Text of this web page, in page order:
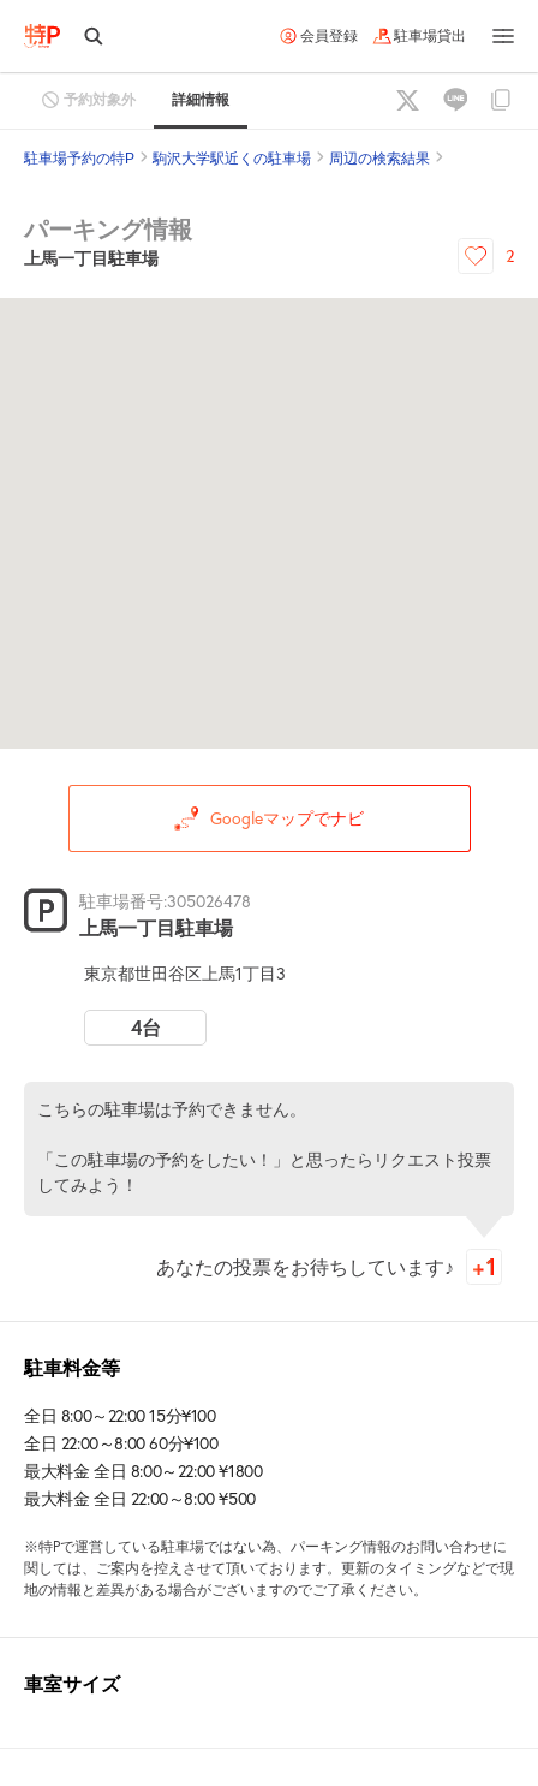
会員登録 駐車場貸出
予約対象外 詳細情報
駐車場予約の特P 駒沢大学駅近くの駐車場 周辺の検索結果
パーキング情報
上馬一丁目駐車場 2
Googleマップでナビ
駐車場番号:305026478
上馬一丁目駐車場
東京都世田谷区上馬1丁目3
4台
こちらの駐車場は予約できません。
「この駐車場の予約をしたい！」と思ったらリクエスト投票
してみよう！
あなたの投票をお待ちしています♪
駐車料金等
全日 8:00～22:00 15分¥100
全日 22:00～8:00 60分¥100
最大料金 全日 8:00～22:00 ¥1800
最大料金 全日 22:00～8:00 ¥500
※特Pで運営している駐車場ではない為、パーキング情報のお問い合わせに
関しては、ご案内を控えさせて頂いております。更新のタイミングなどで現
地の情報と差異がある場合がございますのでご了承ください。
車室サイズ